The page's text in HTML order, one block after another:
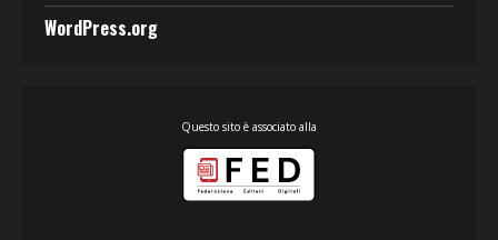
WordPress.org
Questo sito è associato alla